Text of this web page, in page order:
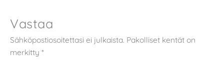
Vastaa
Sähköpostiosoitettasi ei julkaista. Pakolliset kentät on
merkitty *